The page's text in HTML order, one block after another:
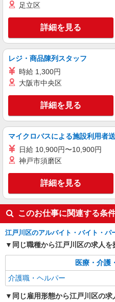
契約社員
介護職員（ヘ
月給
東京都江戸
キープ
介護付有料老人ホーム ソラスト江
007
東京都江戸
キープ
足立区
詳細を見る
レジ・商品陳列スタッフ
時給 1,300円
大阪市中央区
詳細を見る
マイクロバスによる施設利用者
日給 10,900円〜10,900円
神戸市須磨区
詳細を見る
このお仕事に関連する条
江戸川区のアルバイト・バイト・パ
同じ職種から江戸川区の求人を
医療・介護
介護職・ヘルパー
同じ雇用形態から江戸川区の求